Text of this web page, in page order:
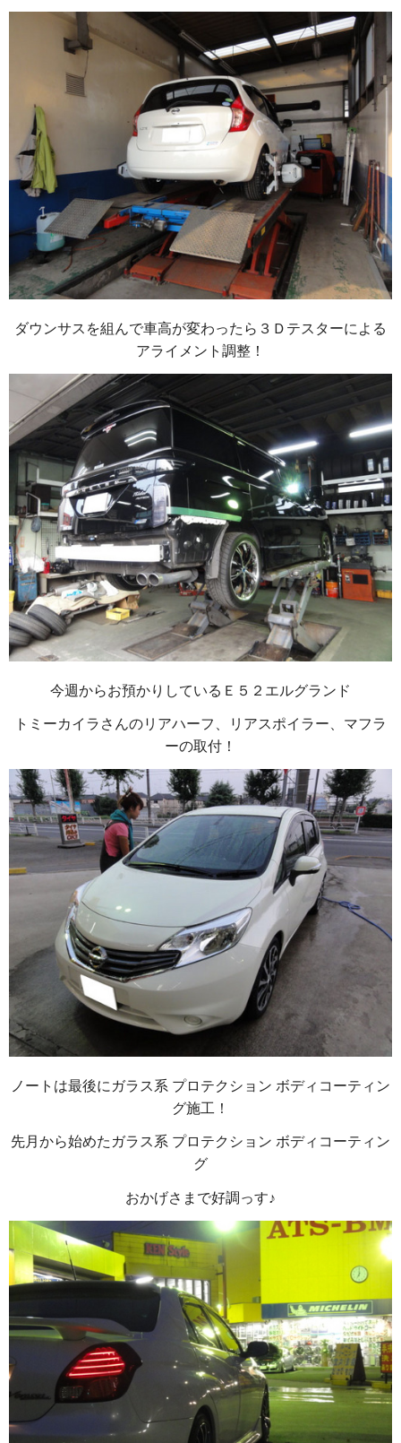
ダウンサスを組んで車高が変わったら３Ｄテスターによる
アライメント調整！
今週からお預かりしているＥ５２エルグランド
トミーカイラさんのリアハーフ、リアスポイラー、マフラ
ーの取付！
ノートは最後にガラス系 プロテクション ボディコーティン
グ施工！
先月から始めたガラス系 プロテクション ボディコーティン
グ
おかげさまで好調っす♪